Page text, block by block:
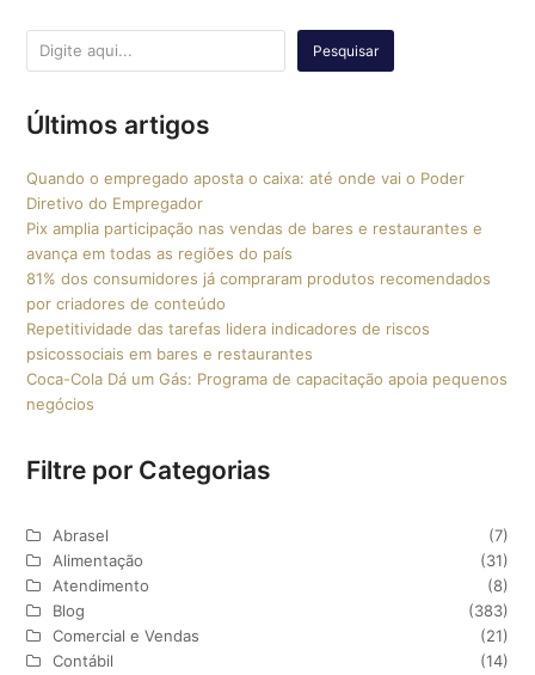
Pesquisar
Últimos artigos
Quando o empregado aposta o caixa: até onde vai o Poder
Diretivo do Empregador
Pix amplia participação nas vendas de bares e restaurantes e
avança em todas as regiões do país
81% dos consumidores já compraram produtos recomendados
por criadores de conteúdo
Repetitividade das tarefas lidera indicadores de riscos
psicossociais em bares e restaurantes
Coca-Cola Dá um Gás: Programa de capacitação apoia pequenos
negócios
Filtre por Categorias
Abrasel
(7)
Alimentação
(31)
Atendimento
(8)
Blog
(383)
Comercial e Vendas
(21)
Contábil
(14)